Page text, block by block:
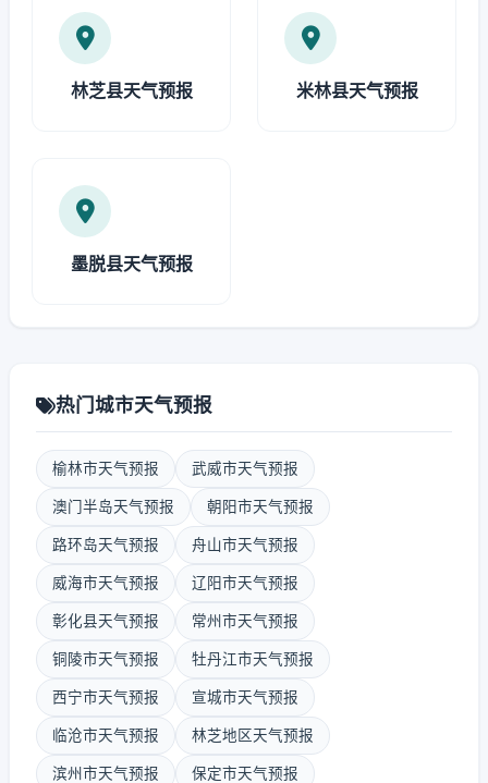
林芝县天气预报 米林县天气预报
墨脱县天气预报
热门城市天气预报
榆林市天气预报 武威市天气预报
澳门半岛天气预报 朝阳市天气预报
路环岛天气预报 舟山市天气预报
威海市天气预报 辽阳市天气预报
彰化县天气预报 常州市天气预报
铜陵市天气预报 牡丹江市天气预报
西宁市天气预报 宣城市天气预报
临沧市天气预报 林芝地区天气预报
滨州市天气预报 保定市天气预报